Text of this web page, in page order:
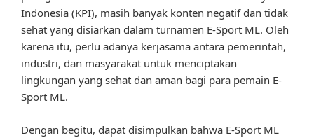
Indonesia (KPI), masih banyak konten negatif dan tidak
sehat yang disiarkan dalam turnamen E-Sport ML. Oleh
karena itu, perlu adanya kerjasama antara pemerintah,
industri, dan masyarakat untuk menciptakan
lingkungan yang sehat dan aman bagi para pemain E-
Sport ML.
Dengan begitu, dapat disimpulkan bahwa E-Sport ML